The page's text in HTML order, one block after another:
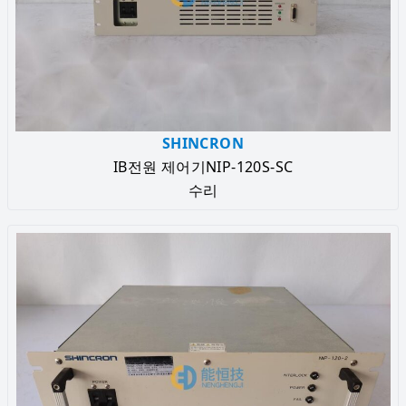
SHINCRON
IB전원 제어기NIP-120S-SC
수리